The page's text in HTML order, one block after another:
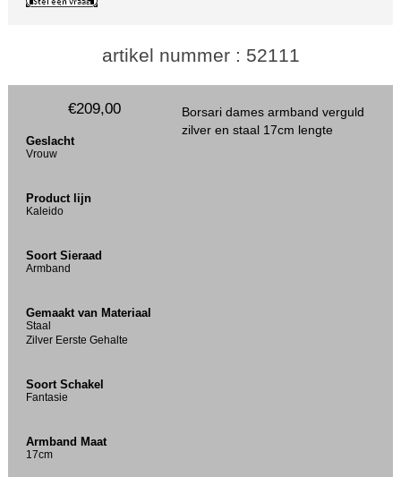
artikel nummer : 52111
Borsari dames armband verguld
zilver en staal 17cm lengte
€209,00
Geslacht
Vrouw
Product lijn
Kaleido
Soort Sieraad
Armband
Gemaakt van Materiaal
Staal
Zilver Eerste Gehalte
Soort Schakel
Fantasie
Armband Maat
17cm